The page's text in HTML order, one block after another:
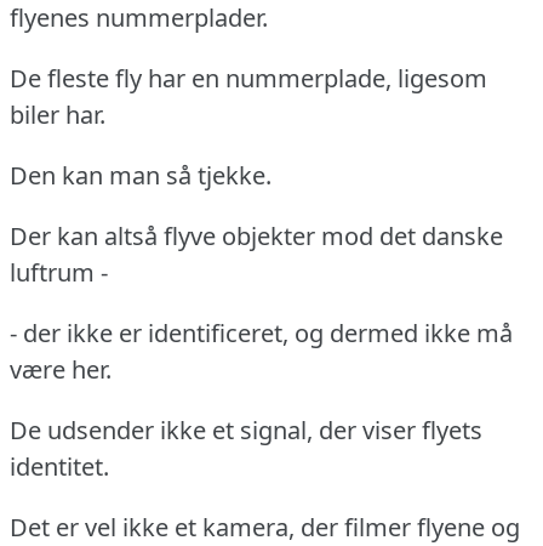
flyenes nummerplader.
De fleste fly har en nummerplade, ligesom
biler har.
Den kan man så tjekke.
Der kan altså flyve objekter mod det danske
luftrum -
- der ikke er identificeret, og dermed ikke må
være her.
De udsender ikke et signal, der viser flyets
identitet.
Det er vel ikke et kamera, der filmer flyene og